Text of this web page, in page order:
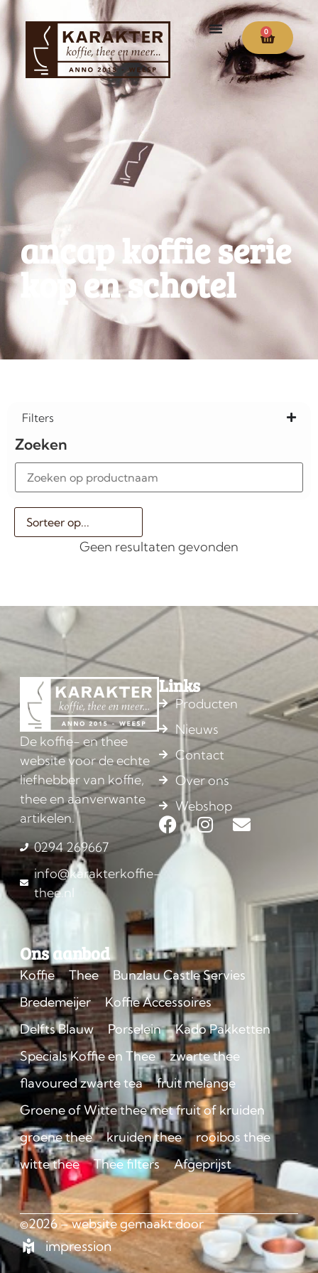
0
ancap koffie serie
kop en schotel
Filters
Zoeken
Geen resultaten gevonden
De koffie- en thee
website voor de echte
liefhebber van koffie,
thee en aanverwante
artikelen.
0294 269667
info@karakterkoffie-
thee.nl
Links
Producten
Nieuws
Contact
Over ons
Webshop
Ons aanbod
Koffie Thee
Bunzlau Castle Servies
Bredemeijer
Koffie Accessoires
Delfts Blauw
Porselein
Kado Pakketten
Specials Koffie en Thee
zwarte thee
flavoured zwarte tea
fruit melange
Groene of Witte thee met fruit of kruiden
groene thee
kruiden thee
rooibos thee
witte thee
Thee filters Afgeprijst
©2026 – website gemaakt door
impression